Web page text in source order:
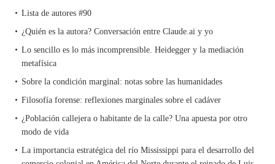
Lista de autores #90
¿Quién es la autora? Conversación entre Claude.ai y yo
Lo sencillo es lo más incomprensible. Heidegger y la mediación
metafísica
Sobre la condición marginal: notas sobre las humanidades
Filosofía forense: reflexiones marginales sobre el cadáver
¿Población callejera o habitante de la calle? Una apuesta por otro
modo de vida
La importancia estratégica del río Mississippi para el desarrollo del